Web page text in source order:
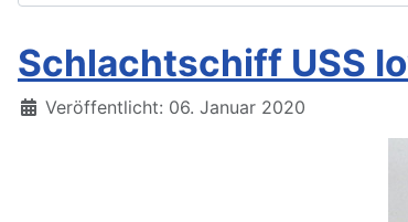
Schlachtschiff USS
Details
Veröffentlicht: 06. Januar 2020